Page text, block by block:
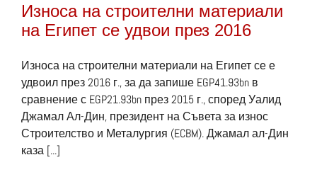
Износа на строителни материали
на Египет се удвои през 2016
Износа на строителни материали на Египет се е
удвоил през 2016 г., за да запише EGP41.93bn в
сравнение с EGP21.93bn през 2015 г., според Уалид
Джамал Ал-Дин, президент на Съвета за износ
Строителство и Металургия (ECBM). Джамал ал-Дин
каза [...]